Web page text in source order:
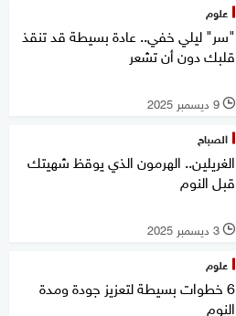
علوم
"سر" ليلي خفي.. عادة بسيطة قد تنقذ
قلبك دون أن تشعر
l 9 ديسمبر 2025
الصباح
الغريلين.. الهرمون الذي يوقظ شهيتك
قبل النوم
l 3 ديسمبر 2025
علوم
6 خطوات بسيطة لتعزيز جودة ومدة
النوم